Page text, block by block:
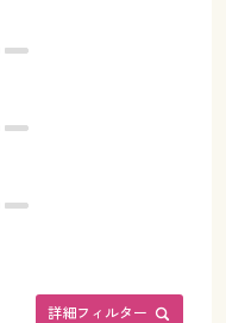
詳細フィルター